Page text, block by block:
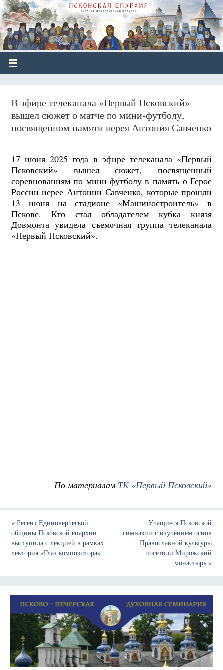
В эфире телеканала «Первый Псковский»
вышел сюжет о матче по мини-футболу,
посвященном памяти иерея Антония Савченко
17 июня 2025 года в эфире телеканала «Первый
Псковский» вышел сюжет, посвященный
соревнованиям по мини-футболу в память о Герое
России иерее Антонии Савченко, которые прошли
13 июня на стадионе «Машиностроитель» в
Пскове. Кто стал обладателем кубка князя
Довмонта увидела съемочная группа телеканала
«Первый Псковский».
По материалам ТК «Первый Псковский»
«Регент Единоверческой
общины Псковской епархии
выступила с лекцией в рамках
лектория «Глаз композитора»
Учащиеся Псковской
гимназии с изучением основ
Православной культуры
посетили Мирожский
монастырь»